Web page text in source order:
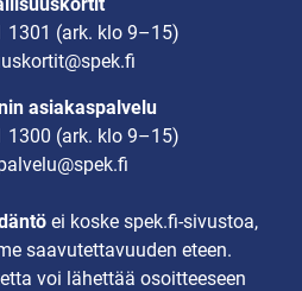
1301 (ark. klo 9–15)
asiakaspalvelu
1300 (ark. klo 9–15)
ei koske spek.fi-sivustoa,
saavutettavuuden eteen.
voi lähettää osoitteeseen